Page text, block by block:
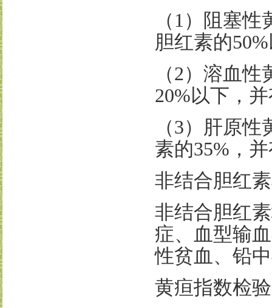
（ 1 ）阻塞性
胆红素的50%
（2）溶血性
20%以下，
（3）肝原性
素的35% ，
非结合胆红
非结合胆红
症、血型输
性贫血、铅
黄疸指数检验